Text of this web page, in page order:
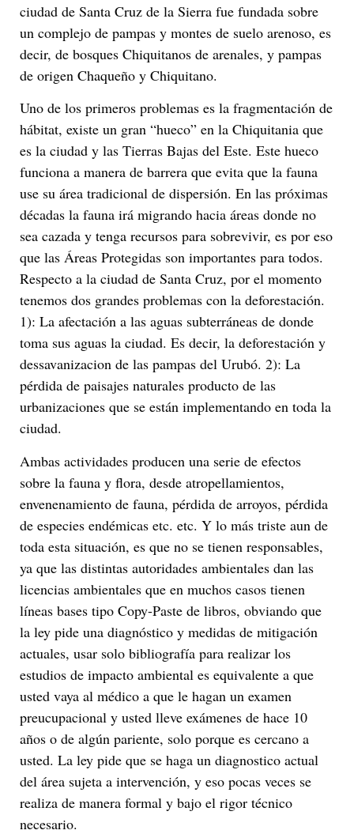
ciudad de Santa Cruz de la Sierra fue fundada sobre
un complejo de pampas y montes de suelo arenoso, es
decir, de bosques Chiquitanos de arenales, y pampas
de origen Chaqueño y Chiquitano.
Uno de los primeros problemas es la fragmentación de
hábitat, existe un gran “hueco” en la Chiquitania que
es la ciudad y las Tierras Bajas del Este. Este hueco
funciona a manera de barrera que evita que la fauna
use su área tradicional de dispersión. En las próximas
décadas la fauna irá migrando hacia áreas donde no
sea cazada y tenga recursos para sobrevivir, es por eso
que las Áreas Protegidas son importantes para todos.
Respecto a la ciudad de Santa Cruz, por el momento
tenemos dos grandes problemas con la deforestación.
1): La afectación a las aguas subterráneas de donde
toma sus aguas la ciudad. Es decir, la deforestación y
dessavanizacion de las pampas del Urubó. 2): La
pérdida de paisajes naturales producto de las
urbanizaciones que se están implementando en toda la
ciudad.
Ambas actividades producen una serie de efectos
sobre la fauna y flora, desde atropellamientos,
envenenamiento de fauna, pérdida de arroyos, pérdida
de especies endémicas etc. etc. Y lo más triste aun de
toda esta situación, es que no se tienen responsables,
ya que las distintas autoridades ambientales dan las
licencias ambientales que en muchos casos tienen
líneas bases tipo Copy-Paste de libros, obviando que
la ley pide una diagnóstico y medidas de mitigación
actuales, usar solo bibliografía para realizar los
estudios de impacto ambiental es equivalente a que
usted vaya al médico a que le hagan un examen
preucupacional y usted lleve exámenes de hace 10
años o de algún pariente, solo porque es cercano a
usted. La ley pide que se haga un diagnostico actual
del área sujeta a intervención, y eso pocas veces se
realiza de manera formal y bajo el rigor técnico
necesario.